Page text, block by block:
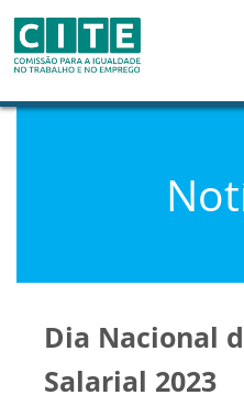
Dia Nacional
Salarial 2023